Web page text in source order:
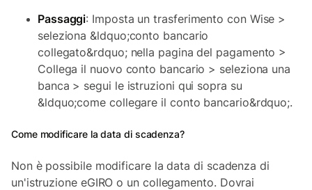
Passaggi: Imposta un trasferimento con Wise >
seleziona &ldquo;conto bancario
collegato&rdquo; nella pagina del pagamento >
Collega il nuovo conto bancario > seleziona una
banca > segui le istruzioni qui sopra su
&ldquo;come collegare il conto bancario&rdquo;.
Come modificare la data di scadenza?
Non è possibile modificare la data di scadenza di
un'istruzione eGIRO o un collegamento. Dovrai